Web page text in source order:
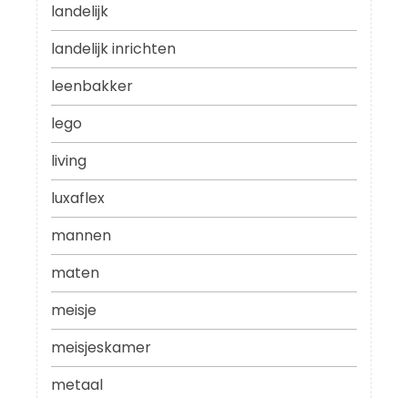
landelijk
landelijk inrichten
leenbakker
lego
living
luxaflex
mannen
maten
meisje
meisjeskamer
metaal